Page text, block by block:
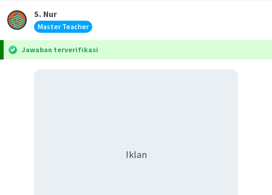
S. Nur
Master Teacher
Jawaban terverifikasi
Iklan